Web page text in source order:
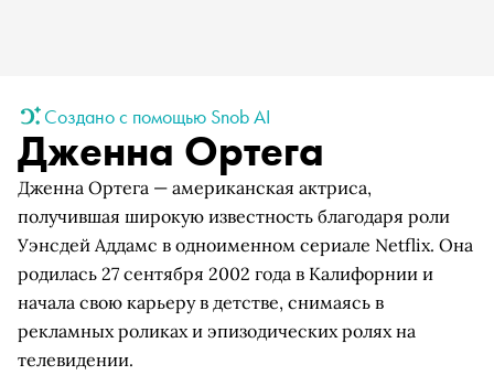
Создано с помощью Snob AI
Дженна Ортега
Дженна Ортега — американская актриса,
получившая широкую известность благодаря роли
Уэнсдей Аддамс в одноименном сериале Netflix. Она
родилась 27 сентября 2002 года в Калифорнии и
начала свою карьеру в детстве, снимаясь в
рекламных роликах и эпизодических ролях на
телевидении.